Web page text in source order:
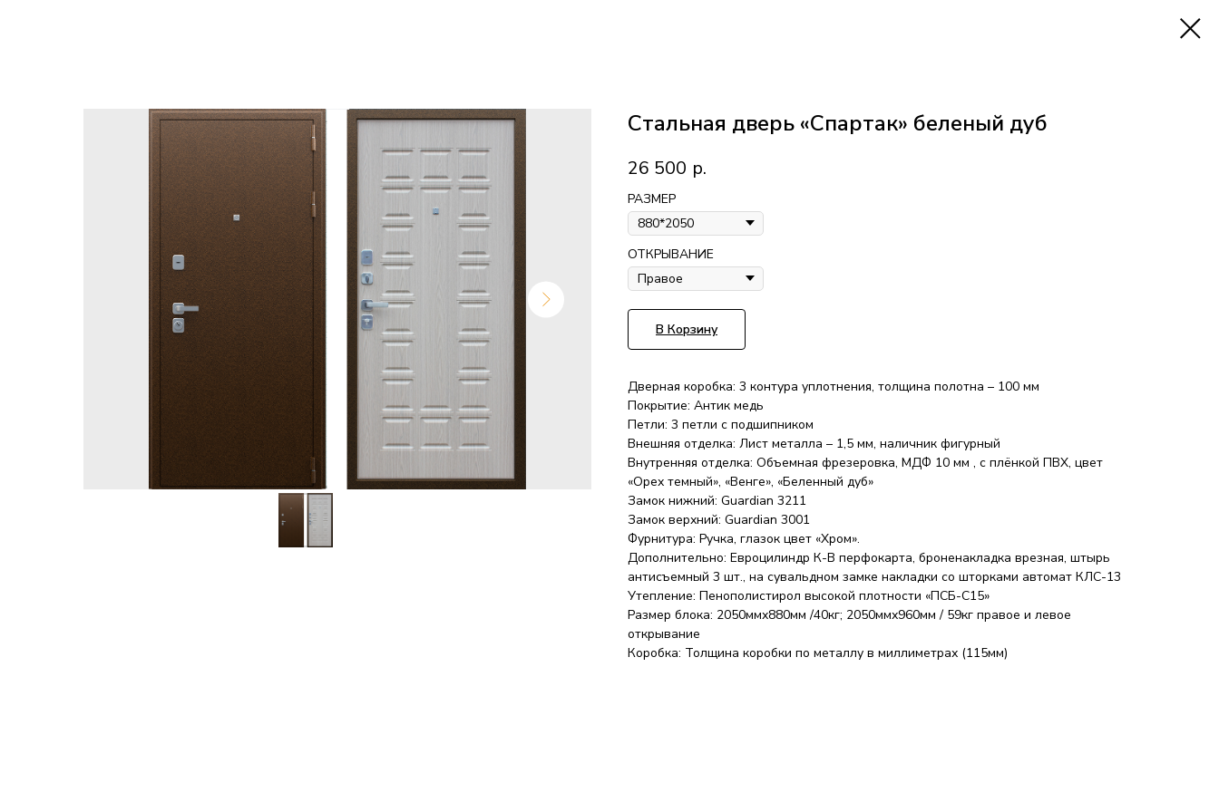
Стальная дверь «Спартак» беленый дуб
26 500 р.
РАЗМЕР
ОТКРЫВАНИЕ
В Корзину
Дверная коробка: 3 контура уплотнения, толщина полотна – 100 мм
Покрытие: Антик медь
Петли: 3 петли с подшипником
Внешняя отделка: Лист металла – 1,5 мм, наличник фигурный
Внутренняя отделка: Объемная фрезеровка, МДФ 10 мм , с плёнкой ПВХ, цвет
«Орех темный», «Венге», «Беленный дуб»
Замок нижний: Guardian 3211
Замок верхний: Guardian 3001
Фурнитура: Ручка, глазок цвет «Хром».
Дополнительно: Евроцилиндр К-В перфокарта, броненакладка врезная, штырь
антисъемный 3 шт., на сувальдном замке накладки со шторками автомат КЛС-13
Утепление: Пенополистирол высокой плотности «ПСБ-С15»
Размер блока: 2050ммх880мм /40кг; 2050ммх960мм / 59кг правое и левое
открывание
Коробка: Толщина коробки по металлу в миллиметрах (115мм)